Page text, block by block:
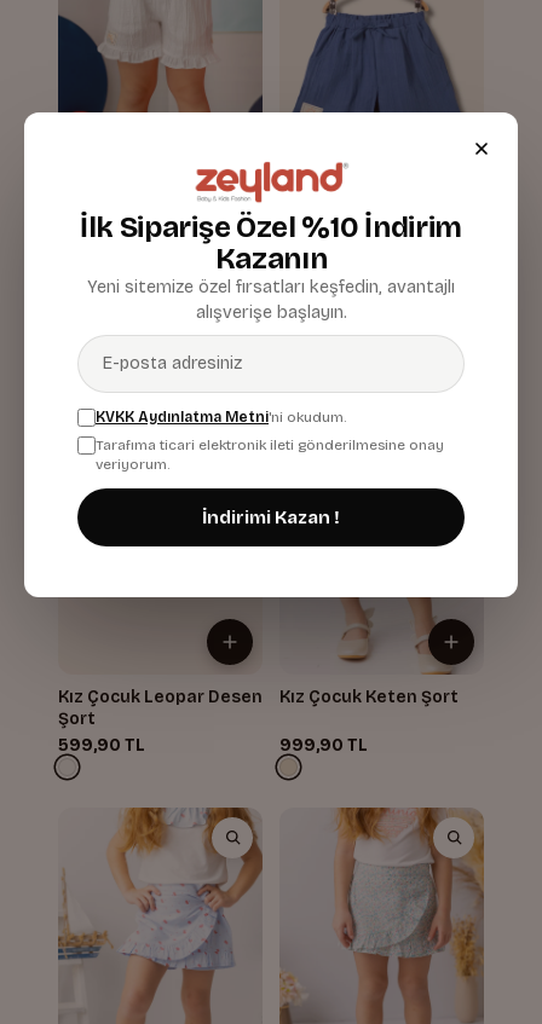
Kız Çocuk Fırfırlı Şort
Beyaz
Kız Çocuk Fırfırlı Şort
İndigo
664,00 TL
Kız Çocuk Leopar Desen
Şort
599,90 TL
Kız Çocuk Keten Şort
999,90 TL
İlk Siparişe Özel %10 İndirim
Kazanın
Yeni sitemize özel fırsatları keşfedin, avantajlı
alışverişe başlayın.
KVKK Aydınlatma Metni'ni okudum.
Tarafıma ticari elektronik ileti gönderilmesine onay
veriyorum.
İndirimi Kazan !